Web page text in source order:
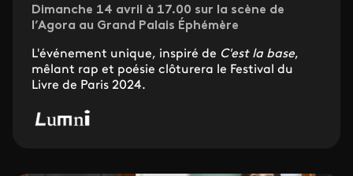
Dimanche 14 avril à 17.00 sur la scène de
l’Agora au Grand Palais Éphémère
L'événement unique, inspiré de C'est la base,
mêlant rap et poésie clôturera le Festival du
Livre de Paris 2024.